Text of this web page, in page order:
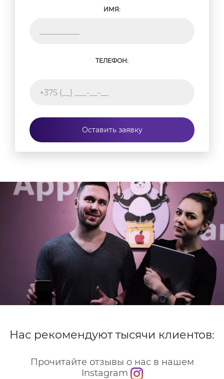
ИМЯ:
ТЕЛЕФОН:
Оставить заявку
Нас рекомендуют тысячи клиентов:
Прочитайте отзывы о нас в нашем
Instagram